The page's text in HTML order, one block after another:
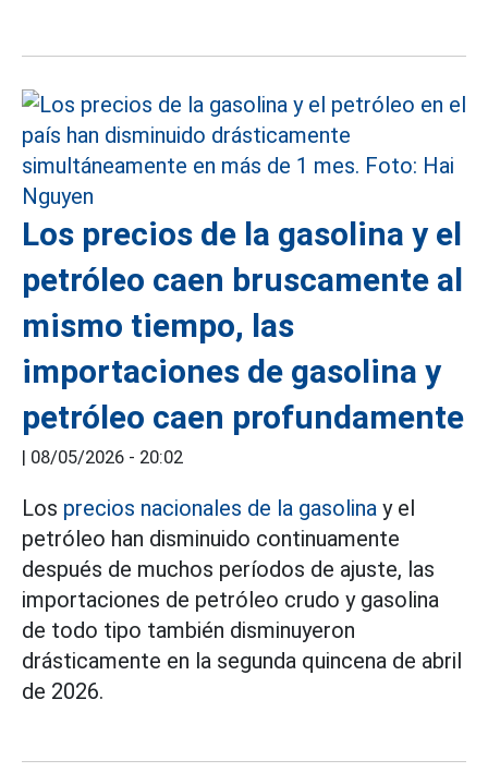
Los precios de la gasolina y el
petróleo caen bruscamente al
mismo tiempo, las
importaciones de gasolina y
petróleo caen profundamente
| 08/05/2026 - 20:02
Los precios nacionales de la gasolina y el
petróleo han disminuido continuamente
después de muchos períodos de ajuste, las
importaciones de petróleo crudo y gasolina
de todo tipo también disminuyeron
drásticamente en la segunda quincena de abril
de 2026.